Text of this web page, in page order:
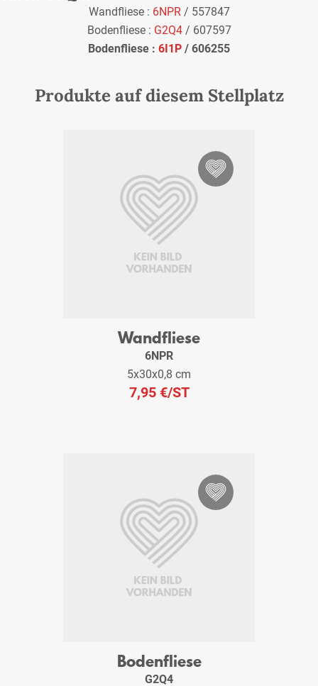
Wandfliese : 6NPR / 557847
Bodenfliese : G2Q4/ 607597
Bodenfliese : 6I1P / 606255
Produkte auf diesem Stellplatz
Wandfliese
6NPR
5x30x0,8 cm
7,95 €/ST
Bodenfliese
G2Q4